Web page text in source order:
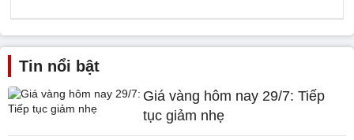
Tin nổi bật
Giá vàng hôm nay 29/7: Tiếp
tục giảm nhẹ